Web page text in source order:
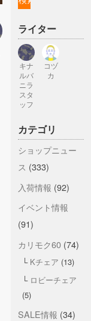
ライター
キナ
ルバ
ニラ
スタ
ッフ
コヅ
カ
カテゴリ
ショップニュー
ス (333)
入荷情報 (92)
イベント情報
(91)
カリモク60(74)
Kチェア (13)
ロビーチェア
(5)
SALE情報 (34)